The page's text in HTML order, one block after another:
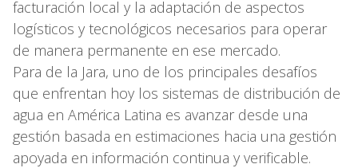
facturación local y la adaptación de aspectos
logísticos y tecnológicos necesarios para operar
de manera permanente en ese mercado.
Para de la Jara, uno de los principales desafíos
que enfrentan hoy los sistemas de distribución de
agua en América Latina es avanzar desde una
gestión basada en estimaciones hacia una gestión
apoyada en información continua y verificable.